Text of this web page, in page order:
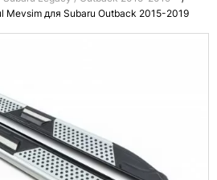
Mevsim для Subaru Outback 2015-2019